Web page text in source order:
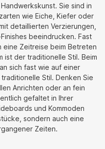
Sie sind in
wie Eiche, Kiefer oder
detaillierten Verzierungen,
beeindrucken. Fast
eine Zeitreise beim Betreten
ist der traditionelle Stil. Beim
sich fast wie auf einer
Stil. Denken Sie
Anrichten oder an fein
gefaltet in Ihrer
und Kommoden
sondern auch eine
Zeiten.